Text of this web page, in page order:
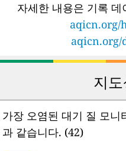
자세한 내용은 기록
aqicn.org/
지
가장 오염된 대기 질 모니
과 같습니다. (42)